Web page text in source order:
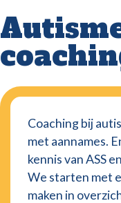
Coaching bij
met aannames.
kennis van ASS
We starten met
maken in